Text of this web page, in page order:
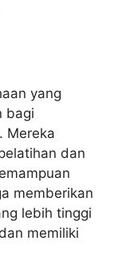
yang
bagi
Mereka
dan
memberikan
lebih tinggi
memiliki